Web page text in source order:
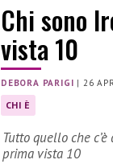
Chi sono
vista 10
DEBORA PARIGI | 26
CHI È
Tutto quello che
prima vista 10